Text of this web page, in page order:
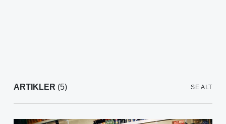
ARTIKLER (5) SE ALT